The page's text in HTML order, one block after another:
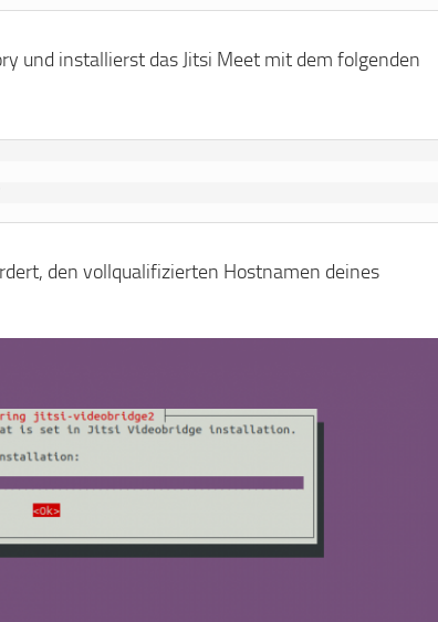
und installierst das Jitsi Meet mit dem folgenden
den vollqualifizierten Hostnamen deines